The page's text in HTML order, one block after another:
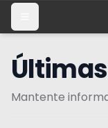
Mantente